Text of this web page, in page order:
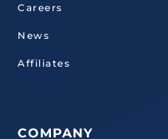
Careers
News
Affiliates
COMPANY